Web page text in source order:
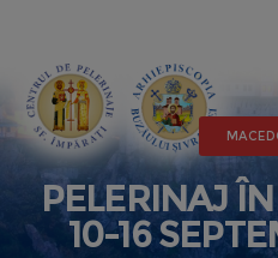
PELERINAJ
10-16